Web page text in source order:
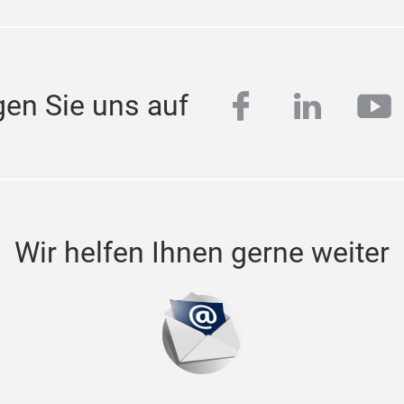
Sie uns auf facebook
linkedin
Wir helfen Ihnen gerne weiter